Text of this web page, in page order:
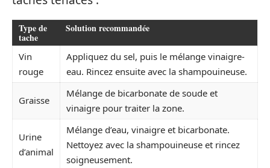
Type de
tache
Solution recommandée
Vin
rouge
Appliquez du sel, puis le mélange vinaigre-
eau. Rincez ensuite avec la shampouineuse.
Graisse
Mélange de bicarbonate de soude et
vinaigre pour traiter la zone.
Urine
d’animal
Mélange d’eau, vinaigre et bicarbonate.
Nettoyez avec la shampouineuse et rincez
soigneusement.